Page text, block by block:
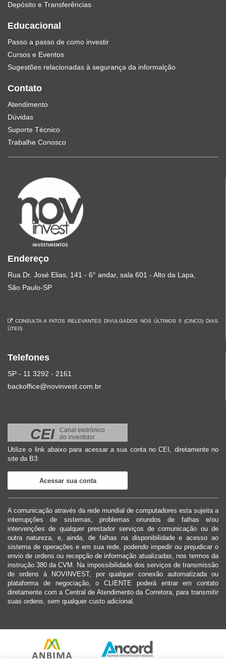
Depósito e Transferências
Educacional
Passo a passo de como investir
Cursos e Eventos
Sugestões relacionadas à segurança da informalção
Contato
Atendimento
Dúvidas
Suporte Técnico
Trabalhe Conosco
Endereço
Rua Dr. José Elias, 141 - 6° andar, sala 601 - Alto da Lapa,
São Paulo-SP
CONSULTA A FATOS RELEVANTES DIVULGADOS NOS ÚLTIMOS 5 (CINCO) DIAS
ÚTEIS
Telefones
SP - 11 3292 - 2161
backoffice@novinvest.com.br
CEI
Canal eletrônico
do investidor
Utilize o link abaixo para acessar a sua conta no CEI, diretamente no
site da B3:
Acessar sua conta
A comunicação através da rede mundial de computadores esta sujeita a
interrupções de sistemas, problemas oriundos de falhas e/ou
intervenções de qualquer prestador serviços de comunicação ou de
outra natureza, e, ainda, de falhas na disponibilidade e acesso ao
sistema de operações e em sua rede, podendo impedir ou prejudicar o
envio de ordens ou recepção de informação atualizadas, nos termos da
instrução 380 da CVM. Na impossibilidade dos serviços de transmissão
de ordens à NOVINVEST, por qualquer conexão automatizada ou
plataforma de negociação, o CLIENTE poderá entrar em contato
diretamente com a Central de Atendimento da Corretora, para transmitir
suas ordens, sem qualquer custo adicional.